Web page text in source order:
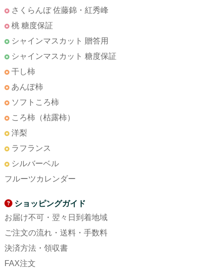
さくらんぼ 佐藤錦・紅秀峰
桃 糖度保証
シャインマスカット 贈答用
シャインマスカット 糖度保証
干し柿
あんぽ柿
ソフトころ柿
ころ柿（枯露柿）
洋梨
ラフランス
シルバーベル
フルーツカレンダー
ショッピングガイド
お届け不可・翌々日到着地域
ご注文の流れ・送料・手数料
決済方法・領収書
FAX注文